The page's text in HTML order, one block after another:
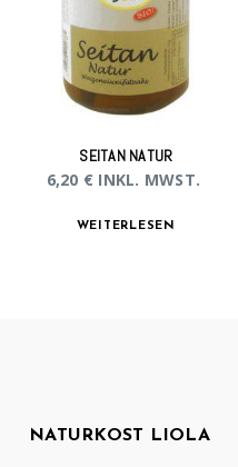
SEITAN NATUR
6,20 € INKL. MWST.
WEITERLESEN
NATURKOST LIOLA